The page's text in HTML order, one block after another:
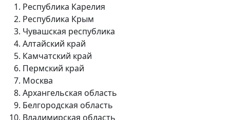
Республика Карелия
Республика Крым
Чувашская республика
Алтайский край
Камчатский край
Пермский край
Москва
Архангельская область
Белгородская область
Владимирская область